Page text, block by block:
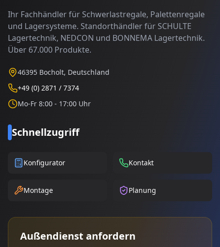
Ihr Fachhändler für Schwerlastregale, Palettenregale
und Lagersysteme. Standorthändler für SCHULTE
Lagertechnik, NEDCON und BONNEMA Lagertechnik.
Über 67.000 Produkte.
46395 Bocholt, Deutschland
+49 (0) 2871 / 7374
Mo-Fr 8:00 - 17:00 Uhr
Schnellzugriff
Konfigurator Kontakt
Montage Planung
Außendienst anfordern